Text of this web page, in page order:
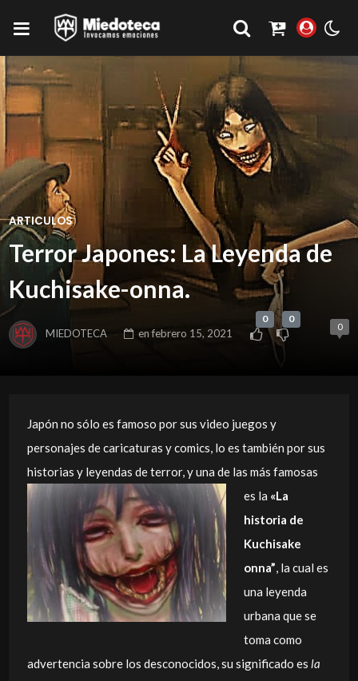
ARTICULOS
Terror Japones: La Leyenda de
Kuchisake-onna.
MIEDOTECA enfebrero 15, 2021
0 0
0
Japón no sólo es famoso por sus video juegos y
personajes de caricaturas y comics, lo es también por sus
historias y leyendas de terror, y una de las más famosas
es la «La
historia de
Kuchisake
onna”, la cual es
una leyenda
urbana que se
toma como
advertencia sobre los desconocidos, su significado es la